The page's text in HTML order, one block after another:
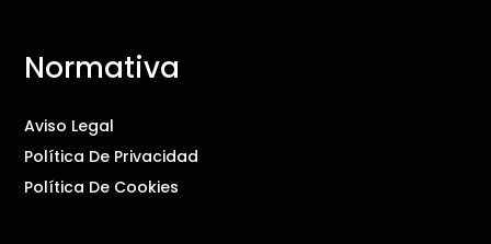
Normativa
Aviso Legal
Política De Privacidad
Política De Cookies